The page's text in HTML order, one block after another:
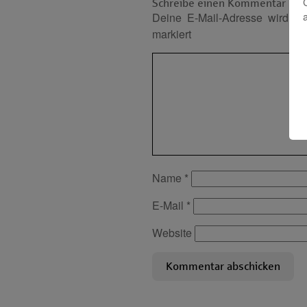
Schreibe einen Kommentar
Deine E-Mail-Adresse wird
markiert
Name *
E-Mail *
Website